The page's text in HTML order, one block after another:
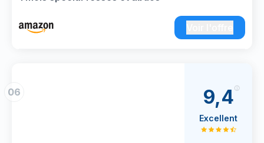
06 9,4
Excellent